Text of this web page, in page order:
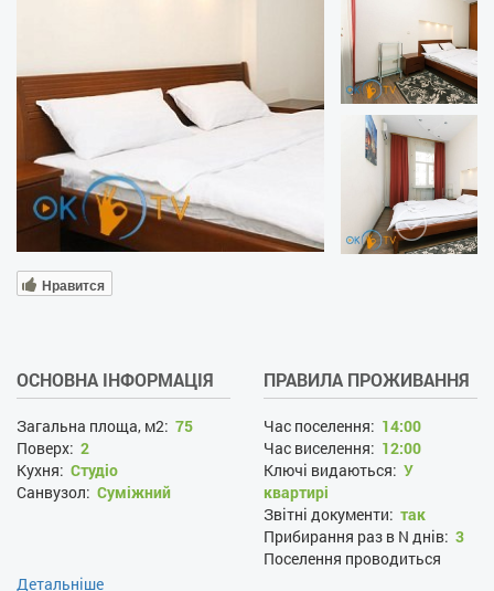
Нравится
ОСНОВНА ІНФОРМАЦІЯ
Загальна площа, м2: 75
Поверх: 2
Кухня: Студіо
Санвузол: Суміжний
ПРАВИЛА ПРОЖИВАННЯ
Час поселення: 14:00
Час виселення: 12:00
Ключі видаються: У
квартирі
Звітні документи: так
Прибирання раз в N днів: 3
Поселення проводиться
Детальніше